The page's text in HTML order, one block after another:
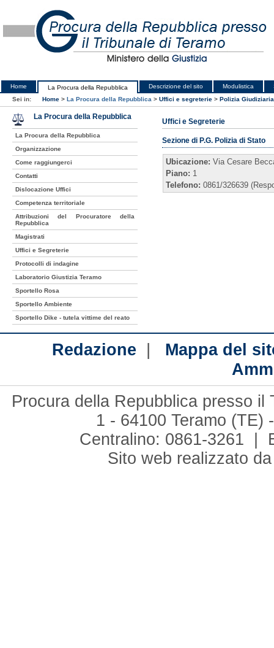
Home La Procura della Repubblica Descrizione del sito Modulistica
Sei in:
Home > La Procura della Repubblica > Uffici e segreterie > Polizia Giudiziaria
Uffici e Segreterie
Sezione di P.G. Polizia di Stato
Ubicazione: Via Cesare
Piano: 1
Telefono:0861/326639
La Procura della Repubblica
La Procura della Repubblica
Organizzazione
Come raggiungerci
Contatti
Dislocazione Uffici
Competenza territoriale
Attribuzioni del Procuratore della
Repubblica
Magistrati
Uffici e Segreterie
Protocolli di indagine
Laboratorio Giustizia Teramo
Sportello Rosa
Sportello Ambiente
Sportello Dike - tutela vittime del reato
Redazione | Mappa del
Procura della Repubblica presso il
1 - 64100 Teramo
Centralino: 0861-3261 |
Sito web realizzato